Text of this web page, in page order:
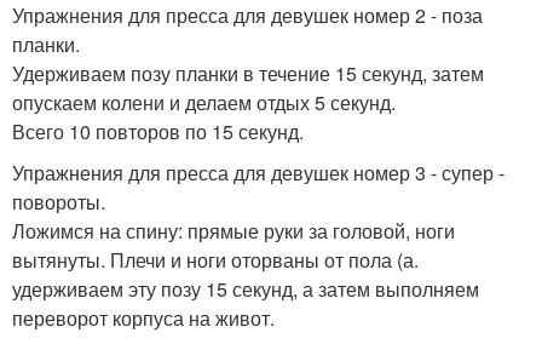
Упражнения для пресса для девушек номер 2 - поза
планки.
Удерживаем позу планки в течение 15 секунд, затем
опускаем колени и делаем отдых 5 секунд.
Всего 10 повторов по 15 секунд.
Упражнения для пресса для девушек номер 3 - супер -
повороты.
Ложимся на спину: прямые руки за головой, ноги
вытянуты. Плечи и ноги оторваны от пола (а.
удерживаем эту позу 15 секунд, а затем выполняем
переворот корпуса на живот.